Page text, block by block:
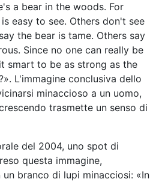
a bear in the woods. For
easy to see. Others don't see
the bear is tame. Others say
Since no one can really be
smart to be as strong as the
L'immagine conclusiva dello
minaccioso a un uomo,
trasmette un senso di
del 2004, uno spot di
questa immagine,
branco di lupi minacciosi: «In